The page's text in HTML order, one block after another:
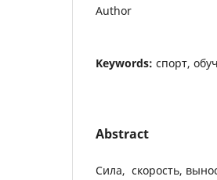
Author
Keywords: спорт,
Abstract
Сила, скорость,